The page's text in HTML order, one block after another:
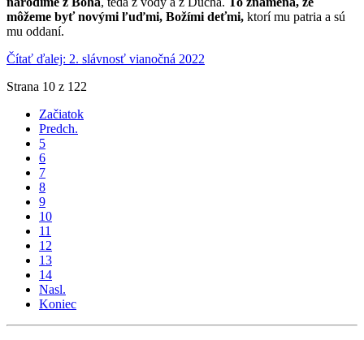
môžeme byť novými ľuďmi, Božími deťmi, ktorí mu patria a sú
mu oddaní.
Čítať ďalej: 2. slávnosť vianočná 2022
Strana 10 z 122
Začiatok
Predch.
5
6
7
8
9
10
11
12
13
14
Nasl.
Koniec